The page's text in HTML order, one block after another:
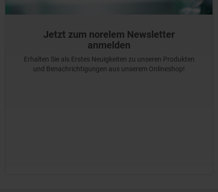
Jetzt zum norelem Newsletter
anmelden
Erhalten Sie als Erstes Neuigkeiten zu unseren Produkten
und Benachrichtigungen aus unserem Onlineshop!